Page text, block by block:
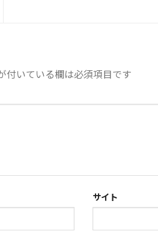
付いている欄は必須項目です
サイト